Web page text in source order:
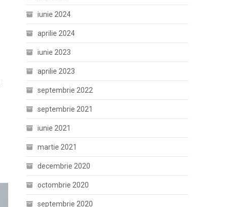
iunie 2024
aprilie 2024
iunie 2023
aprilie 2023
septembrie 2022
septembrie 2021
iunie 2021
martie 2021
decembrie 2020
octombrie 2020
septembrie 2020